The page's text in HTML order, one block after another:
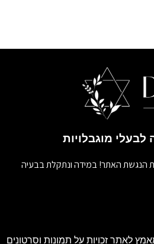
מוגבלויות
הנגשת האתר! במידה ונתקלת בבעיה
לאתר זכויות על תמונות וסרטונים